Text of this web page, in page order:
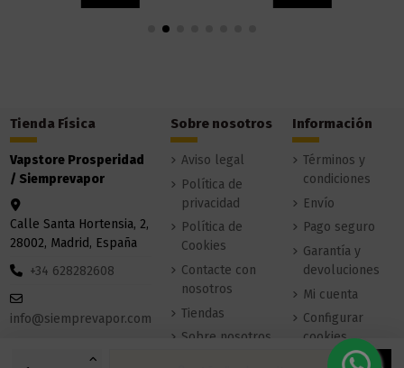
Tienda Física
Vapstore Prosperidad
/ Siemprevapor
Calle Santa Hortensia, 2,
28002, Madrid, España
+34 628282608
info@siemprevapor.com
Sobre nosotros
Aviso legal
Política de
privacidad
Política de
Cookies
Contacte con
nosotros
Tiendas
Sobre nosotros
Información
Términos y
condiciones
Envío
Pago seguro
Garantía y
devoluciones
Mi cuenta
Configurar
cookies